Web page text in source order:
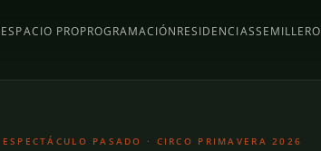
ESPACIO PROPROGRAMACIÓN RESIDENCIASSEMILLERO
ESPECTÁCULO PASADO · CIRCO PRIMAVERA 2026